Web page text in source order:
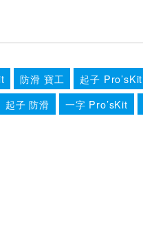
防滑 寶工
起子 Pro’sKit
起子 防滑 一字 Pro’sKit